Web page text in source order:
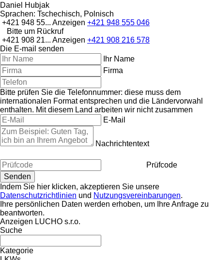
Daniel Hubjak
Sprachen: Tschechisch, Polnisch
+421 948 55... Anzeigen +421 948 555 046
Bitte um Rückruf
+421 908 21... Anzeigen +421 908 216 578
Die E-mail senden
Ihr Name
Firma
Bitte prüfen Sie die Telefonnummer: diese muss dem
internationalen Format entsprechen und die Ländervorwahl
enthalten. Mit diesem Land arbeiten wir nicht zusammen
E-Mail
Nachrichtentext
Prüfcode
Indem Sie hier klicken, akzeptieren Sie unsere
Datenschutzrichtlinien und Nutzungsvereinbarungen.
Ihre persönlichen Daten werden erhoben, um Ihre Anfrage zu
beantworten.
Anzeigen LUCHO s.r.o.
Suche
Kategorie